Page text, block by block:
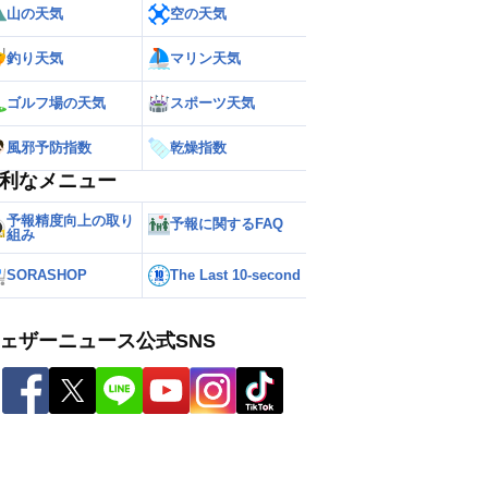
山の天気 空の天気
釣り天気 マリン天気
ゴルフ場の天気 スポーツ天気
風邪予防指数 乾燥指数
なメニュー
予報精度向上の取り
組み
予報に関するFAQ
SORASHOP The Last 10-second
ザーニュース公式SNS